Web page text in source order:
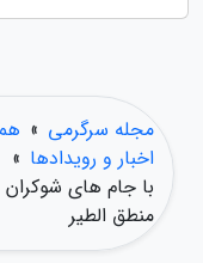
مجله سرگرمی »
اخبار و رویدادها »
با جام های شوکران
منطق الطیر